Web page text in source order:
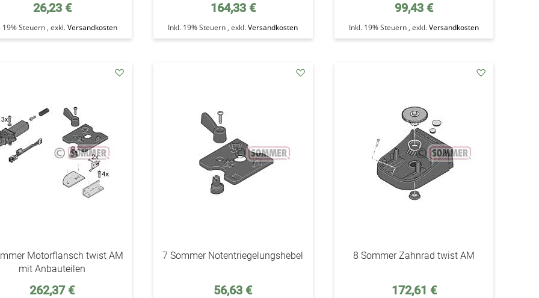
26,23 €
19% Steuern , exkl.Versandkosten
164,33 €
Inkl. 19% Steuern ,exkl.Versandkosten
99,43 €
Inkl. 19% Steuern ,exkl.Versandkosten
Motorflansch twist AM
mit Anbauteilen
262,37 €
7 Sommer Notentriegelungshebel
56,63 €
8 Sommer Zahnrad twist AM
172,61 €